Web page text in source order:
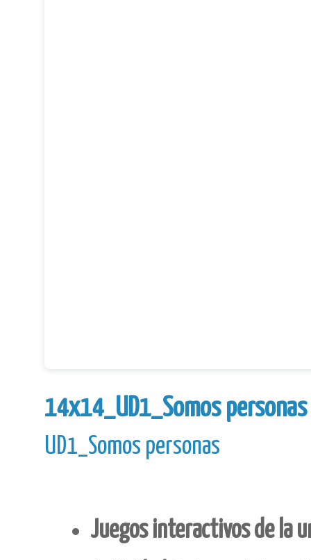
14x14_UD1_Somos personas
UD1_Somos personas
Juegos interactivos de la